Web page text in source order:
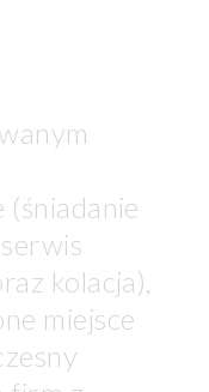
(śniadanie
kolacja),
miejsce